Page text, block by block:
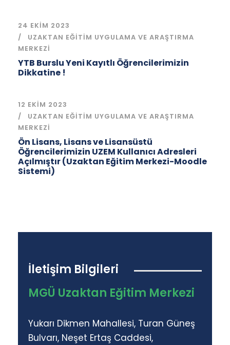
24 EKIM 2023
UZAKTAN EĞITIM UYGULAMA VE ARAŞTIRMA
MERKEZI
YTB Burslu Yeni Kayıtlı Öğrencilerimizin
Dikkatine !
12 EKIM 2023
UZAKTAN EĞITIM UYGULAMA VE ARAŞTIRMA
MERKEZI
Ön Lisans, Lisans ve Lisansüstü
Öğrencilerimizin UZEM Kullanıcı Adresleri
Açılmıştır (Uzaktan Eğitim Merkezi-Moodle
Sistemi)
İletişim Bilgileri
MGÜ Uzaktan Eğitim Merkezi
Yukarı Dikmen Mahallesi, Turan Güneş
Bulvarı, Neşet Ertaş Caddesi,